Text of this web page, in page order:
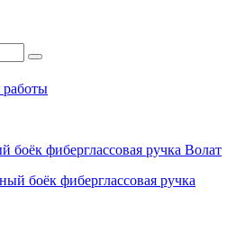
работы
боёк фиберглассовая ручка Волат